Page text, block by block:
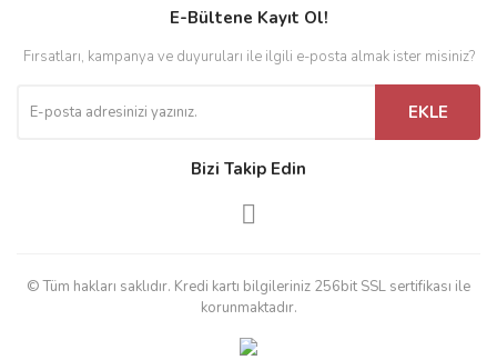
E-Bültene Kayıt Ol!
Fırsatları, kampanya ve duyuruları ile ilgili e-posta almak ister misiniz?
EKLE
Bizi Takip Edin
© Tüm hakları saklıdır. Kredi kartı bilgileriniz 256bit SSL sertifikası ile
korunmaktadır.